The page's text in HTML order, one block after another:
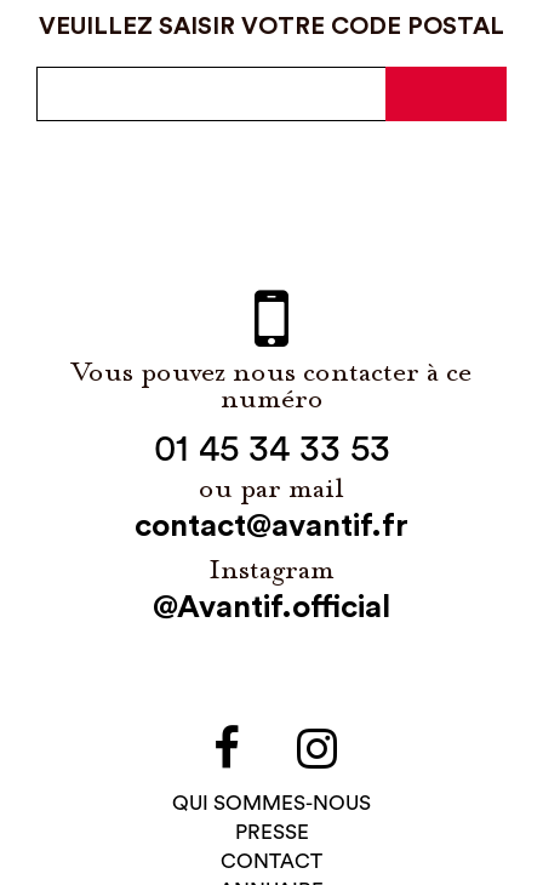
VEUILLEZ SAISIR VOTRE CODE POSTAL
Vous pouvez nous contacter à ce
numéro
01 45 34 33 53
ou par mail
contact@avantif.fr
Instagram
@Avantif.official
QUI SOMMES-NOUS
PRESSE
CONTACT